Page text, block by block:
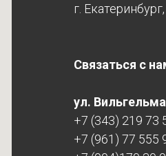
г.
Связаться с
ул.
+7 (343) 219 73
+7 (961) 77 555